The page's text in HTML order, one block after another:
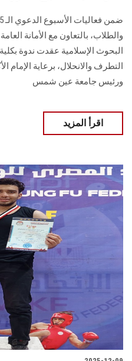
والطلاب، بالتعاون مع الأمانة
البحوث الإسلامية عقدت ندوة
التطرف والانحلال، برعاية الإمام
ورئيس جامعة عين شمس
اقرأ المزيد